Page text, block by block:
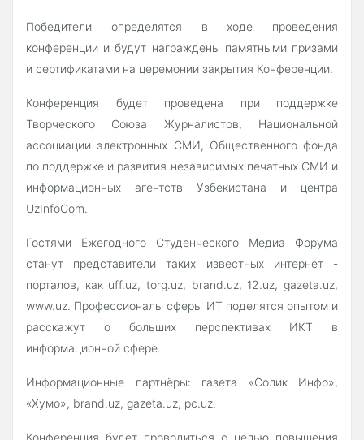
Победители определятся в ходе проведения
конференции и будут награждены памятными призами
и сертификатами на церемонии закрытия Конференции.
Конференция будет проведена при поддержке
Творческого Союза Журналистов, Национальной
ассоциации электронных СМИ, Общественного фонда
по поддержке и развития независимых печатных СМИ и
информационных агентств Узбекистана и центра
UzInfoCom.
Гостями Ежегодного Студенческого Медиа Форума
станут представители таких известных интернет -
порталов, как uff.uz, torg.uz, brand.uz, 12.uz, gazeta.uz,
www.uz. Профессионалы сферы ИТ поделятся опытом и
расскажут о больших перспективах ИКТ в
информационной сфере.
Информационные партнёры: газета «Солик Инфо»,
«Хумо», brand.uz, gazeta.uz, pc.uz.
Конференция будет проводиться с целью повышения